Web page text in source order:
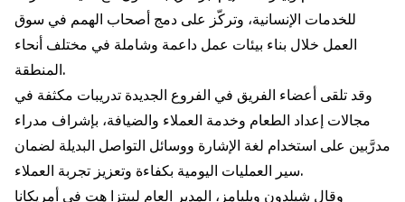
للخدمات الإنسانية، وتركّز على دمج أصحاب الهمم في سوق
العمل خلال بناء بيئات عمل داعمة وشاملة في مختلف أنحاء
المنطقة.
وقد تلقى أعضاء الفريق في الفروع الجديدة تدريبات مكثفة في
مجالات إعداد الطعام وخدمة العملاء والضيافة، بإشراف مدراء
مدرَّبين على استخدام لغة الإشارة ووسائل التواصل البديلة لضمان
سير العمليات اليومية بكفاءة وتعزيز تجربة العملاء.
وقال شيلدون ويليامز، المدير العام لبيتزا هت في أمريكانا